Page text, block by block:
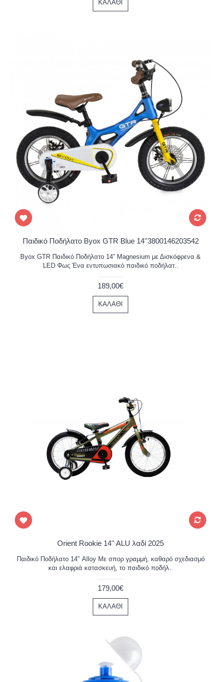
ΚΑΛΆΘΙ
Παιδικό Ποδήλατο Byox GTR Blue 14''3800146203542
Byox GTR Παιδικό Ποδήλατο 14” Magnesium με Δισκόφρενα &
LED Φως Ένα εντυπωσιακό παιδικό ποδήλατ..
189,00€
ΚΑΛΆΘΙ
Orient Rookie 14'' ALU λαδί 2025
Παιδικό Ποδήλατο 14″ Alloy Με σπορ γραμμή, καθαρό σχεδιασμό
και ελαφριά κατασκευή, το παιδικό ποδήλ..
179,00€
ΚΑΛΆΘΙ